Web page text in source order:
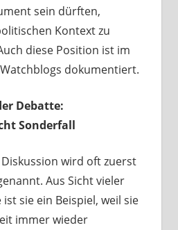
sein dürften,
Kontext zu
diese Position ist im
dokumentiert.
Debatte:
Sonderfall
wird oft zuerst
Aus Sicht vieler
sie ein Beispiel, weil sie
immer wieder